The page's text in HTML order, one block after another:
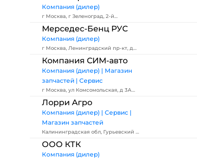
Компания (дилер)
г Москва, г Зеленоград, 2-й
Западный пр-д, д 3 стр 2
Мерседес-Бенц РУС
Компания (дилер)
г Москва, Ленинградский пр-кт, д
39А
Компания СИМ-авто
Компания (дилер) | Магазин
запчастей | Сервис
г Москва, ул Комсомольская, д 3А
стр 2
Лорри Агро
Компания (дилер) | Сервис |
Магазин запчастей
Калининградская обл, Гурьевский р-
н, поселок Поддубное, ул
Берлинская, д 1
ООО КТК
Компания (дилер)